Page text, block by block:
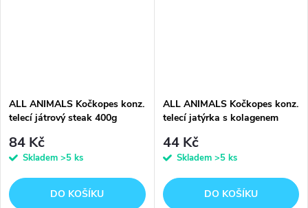
ALL ANIMALS Kočkopes konz.
telecí játrový steak 400g
84 Kč
Skladem >5 ks
DO KOŠÍKU
ALL ANIMALS Kočkopes konz.
telecí jatýrka s kolagenem
44 Kč
Skladem >5 ks
DO KOŠÍKU